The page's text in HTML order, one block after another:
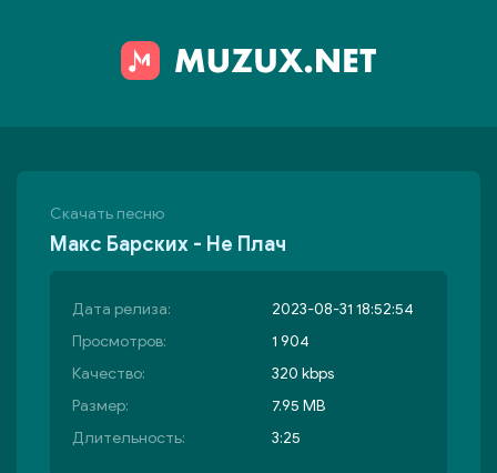
Скачать песню
Макс Барских - Не Плач
Дата релиза:
2023-08-31 18:52:54
Просмотров:
1 904
Качество:
320 kbps
Размер:
7.95 MB
Длительность:
3:25